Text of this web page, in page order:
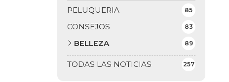
TODAS LAS NOTICIAS 257
PELUQUERIA 85
CONSEJOS 83
BELLEZA 89